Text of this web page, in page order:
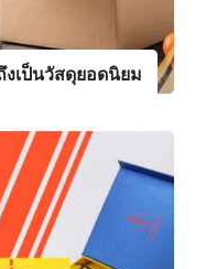
เป็นวัสดุยอดนิยม